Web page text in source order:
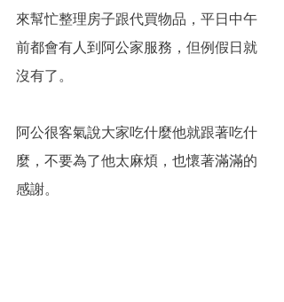
來幫忙整理房子跟代買物品，平日中午
前都會有人到阿公家服務，但例假日就
沒有了。
阿公很客氣說大家吃什麼他就跟著吃什
麼，不要為了他太麻煩，也懷著滿滿的
感謝。